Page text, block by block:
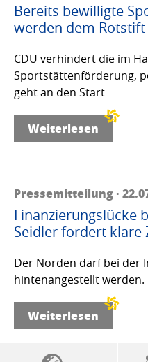
Bereits bewilligte
werden dem
CDU verhindert die im
Sportstättenförderung,
geht an den Start
Weiterlesen
Pressemitteilung ·
Finanzierungslücke
Seidler fordert klare
Der Norden darf bei der
hintenangestellt werden.
Weiterlesen